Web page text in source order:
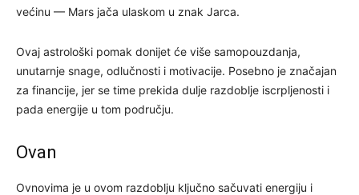
većinu — Mars jača ulaskom u znak Jarca.
Ovaj astrološki pomak donijet će više samopouzdanja,
unutarnje snage, odlučnosti i motivacije. Posebno je značajan
za financije, jer se time prekida dulje razdoblje iscrpljenosti i
pada energije u tom području.
Ovan
Ovnovima je u ovom razdoblju ključno sačuvati energiju i